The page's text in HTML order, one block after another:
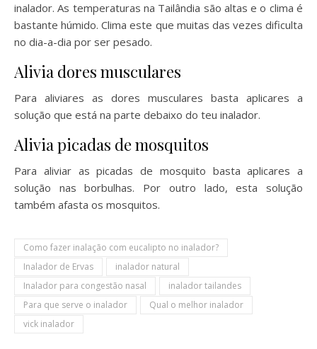
inalador. As temperaturas na Tailândia são altas e o clima é
bastante húmido. Clima este que muitas das vezes dificulta
no dia-a-dia por ser pesado.
Alivia dores musculares
Para aliviares as dores musculares basta aplicares a
solução que está na parte debaixo do teu inalador.
Alivia picadas de mosquitos
Para aliviar as picadas de mosquito basta aplicares a
solução nas borbulhas. Por outro lado, esta solução
também afasta os mosquitos.
Como fazer inalação com eucalipto no inalador?
Inalador de Ervas
inalador natural
Inalador para congestão nasal
inalador tailandes
Para que serve o inalador
Qual o melhor inalador
vick inalador